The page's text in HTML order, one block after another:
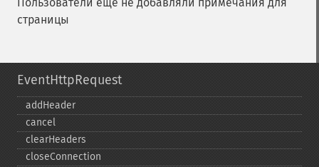
страницы
EventHttpRequest
addHeader
cancel
clearHeaders
closeConnection